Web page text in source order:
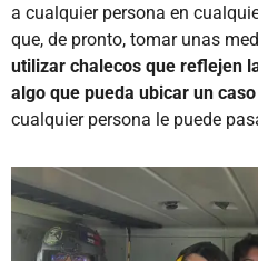
a cualquier persona en
que, de pronto, tomar unas
utilizar chalecos que reflejen
algo que pueda ubicar un
cualquier persona le puede